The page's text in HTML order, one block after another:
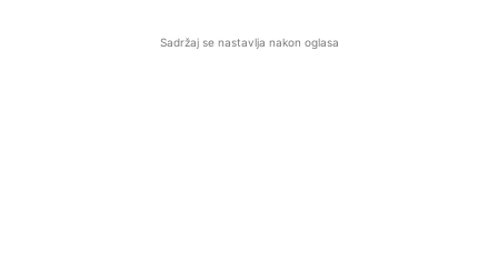
Sadržaj se nastavlja nakon oglasa